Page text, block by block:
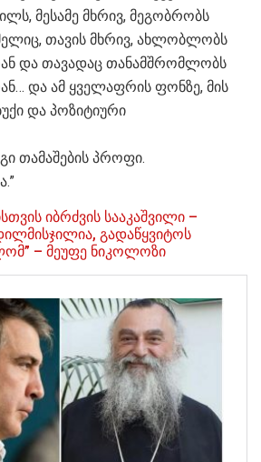
მესამე მხრივ, მეგობრობს
თავის მხრივ, ახლობლობს
და თავადაც თანამშრომლობს
და ამ ყველაფრის ფონზე, მის
და პოზიტიური
თამაშების პროფი.
იბრძვის სააკაშვილი –
გადაწყვიტოს
– მეუფე ნიკოლოზი